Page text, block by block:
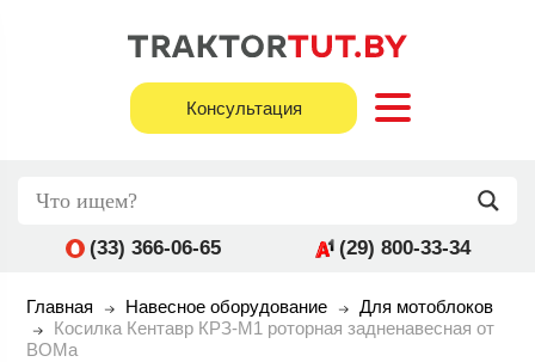
Консультация
(33) 366-06-65 (29) 800-33-34
Главная Навесное оборудование
Для мотоблоков
Косилка Кентавр КРЗ-М1 роторная задненавесная от
ВОМа